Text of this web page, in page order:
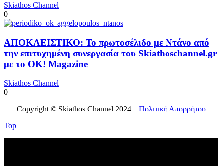
Skiathos Channel
0
ΑΠΟΚΛΕΙΣΤΙΚΟ: Το πρωτοσέλιδο με Ντάνο από
την επιτυχημένη συνεργασία του Skiathoschannel.gr
με το OK! Magazine
Skiathos Channel
0
Copyright © Skiathos Channel 2024. | Πολιτική Απορρήτου
Top